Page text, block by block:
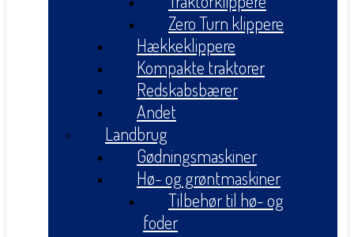
Zero Turn klippere
Hækkeklippere
Kompakte traktorer
Redskabsbærer
Andet
Landbrug
Gødningsmaskiner
Hø- og grøntmaskiner
Tilbehør til hø- og
foder